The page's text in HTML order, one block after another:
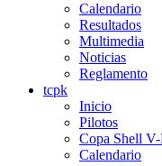
Calendario
Resultados
Multimedia
Noticias
Reglamento
tcpk
Inicio
Pilotos
Copa Shell
Calendario